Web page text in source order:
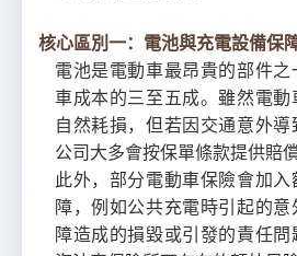
核心區別一：電池與充電設備保
電池是電動車最昂貴的部件之
車成本的三至五成。雖然電動
自然耗損，但若因交通意外
公司大多會按保單條款提供賠償
此外，部分電動車保險會加
障，例如公共充電時引起的
障造成的損毀或引發的責任